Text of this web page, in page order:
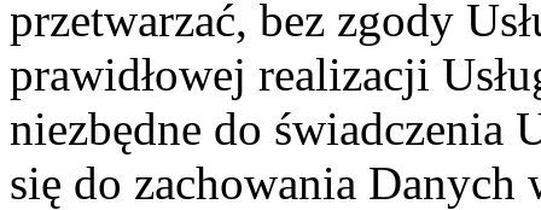
przetwarzać, bez zgody
prawidłowej realizacji
niezbędne do świadczenia
się do zachowania